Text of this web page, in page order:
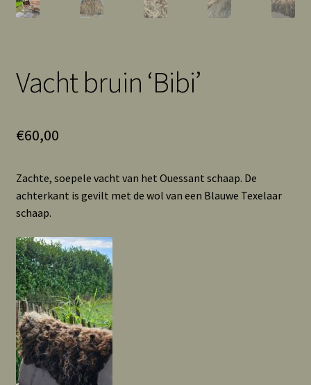
Vacht bruin ‘Bibi’
€60,00
Zachte, soepele vacht van het Ouessant schaap. De
achterkant is gevilt met de wol van een Blauwe Texelaar
schaap.